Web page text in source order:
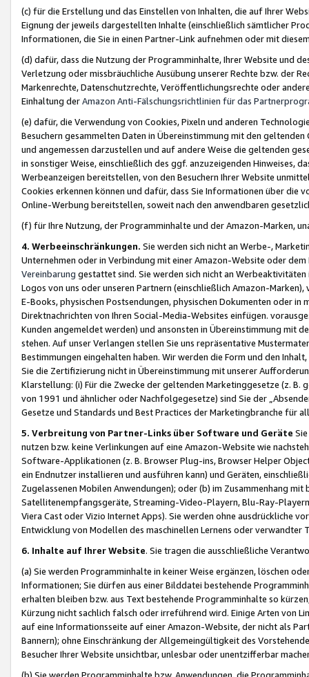
(c) für die Erstellung und das Einstellen von Inhalten, die auf Ihrer
Eignung der jeweils dargestellten Inhalte (einschließlich sämtlicher
Informationen, die Sie in einen Partner-Link aufnehmen oder mit
(d) dafür, dass die Nutzung der Programminhalte, Ihrer Website und
Verletzung oder missbräuchliche Ausübung unserer Rechte bzw. der
Markenrechte, Datenschutzrechte, Veröffentlichungsrechte oder
Einhaltung derAmazon Anti-Fälschungsrichtlinien für das
(e) dafür, die Verwendung von Cookies, Pixeln und anderen
Besuchern gesammelten Daten in Übereinstimmung mit den
und angemessen darzustellen und auf andere Weise die geltenden
in sonstiger Weise, einschließlich des ggf. anzuzeigenden Hinweises,
Werbeanzeigen bereitstellen, von den Besuchern Ihrer Website
Cookies erkennen können und dafür, dass Sie Informationen über die
Online-Werbung bereitstellen, soweit nach den anwendbaren
(f) für Ihre Nutzung, der Programminhalte und der Amazon-Marken,
4. Werbeeinschränkungen. Sie werden sich nicht an Werbe-,
Unternehmen oder in Verbindung mit einer Amazon-Website oder
Vereinbarung gestattet sind. Sie werden sich nicht an
Logos von uns oder unseren Partnern (einschließlich Amazon-
E-Books, physischen Postsendungen, physischen Dokumenten oder in
Direktnachrichten von Ihren Social-Media-Websites einfügen.
Kunden angemeldet werden) und ansonsten in Übereinstimmung mit
stehen. Auf unser Verlangen stellen Sie uns repräsentative
Bestimmungen eingehalten haben. Wir werden die Form und den
Sie die Zertifizierung nicht in Übereinstimmung mit unserer
Klarstellung: (i) Für die Zwecke der geltenden Marketinggesetze (z. B.
von 1991 und ähnlicher oder Nachfolgegesetze) sind Sie der
Gesetze und Standards und Best Practices der Marketingbranche für
5. Verbreitung von Partner-Links über Software und Geräte
nutzen bzw. keine Verlinkungen auf eine Amazon-Website wie
Software-Applikationen (z. B. Browser Plug-ins, Browser Helper
ein Endnutzer installieren und ausführen kann) und Geräten,
Zugelassenen Mobilen Anwendungen); oder (b) im Zusammenhang
Satellitenempfangsgeräte, Streaming-Video-Playern, Blu-Ray-
Viera Cast oder Vizio Internet Apps). Sie werden ohne ausdrückliche
Entwicklung von Modellen des maschinellen Lernens oder
6. Inhalte auf Ihrer Website. Sie tragen die ausschließliche
(a) Sie werden Programminhalte in keiner Weise ergänzen, löschen
Informationen; Sie dürfen aus einer Bilddatei bestehende
erhalten bleiben bzw. aus Text bestehende Programminhalte so
Kürzung nicht sachlich falsch oder irreführend wird. Einige Arten von
auf eine Informationsseite auf einer Amazon-Website, der nicht als
Bannern); ohne Einschränkung der Allgemeingültigkeit des
Besucher Ihrer Website unsichtbar, unlesbar oder unentzifferbar
(b) Sie werden Programminhalte bzw. Anwendungen, die